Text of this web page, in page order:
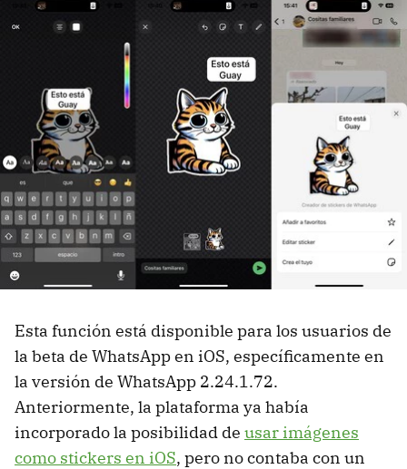
Esta función está disponible para los usuarios de
la beta de WhatsApp en iOS, específicamente en
la versión de WhatsApp 2.24.1.72.
Anteriormente, la plataforma ya había
incorporado la posibilidad de usar imágenes
como stickers en iOS, pero no contaba con un